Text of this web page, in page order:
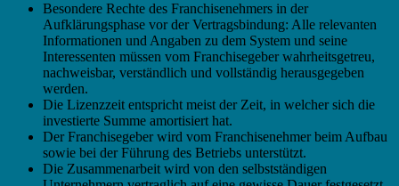
Besondere Rechte des Franchisenehmers in der
Aufklärungsphase vor der Vertragsbindung: Alle relevanten
Informationen und Angaben zu dem System und seine
Interessenten müssen vom Franchisegeber wahrheitsgetreu,
nachweisbar, verständlich und vollständig herausgegeben
werden.
Die Lizenzzeit entspricht meist der Zeit, in welcher sich die
investierte Summe amortisiert hat.
Der Franchisegeber wird vom Franchisenehmer beim Aufbau
sowie bei der Führung des Betriebs unterstützt.
Die Zusammenarbeit wird von den selbstständigen